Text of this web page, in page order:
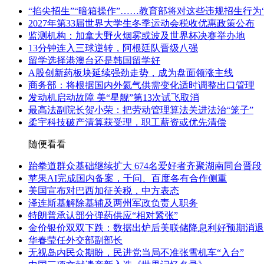
“掐尖招生”“暗箱操作”……教育部将对这些违规招生行为
2027年第33届世界大学生冬季运动会税收优惠政策公布
监测机构：加拿大野火烟雾或波及世界杯决赛举办地
13分钟连入三球逆转，阿根廷队晋级八强
留学选择港澳台还是韩国留学好
A股创新药板块延续强劲走势，成为盘面领涨主线
商务部：将根据国内外氦气供需变化适时调整出口管理
发动机启动故障 美“星舰”第13次试飞取消
最高法副院长贺小荣：把劳动管理算法关进法治“笼子”
柔宇科技破产清算获受理，职工薪资或优先清偿
随便看看
跆拳道群众基础继续扩大 674名爱好者齐聚湖南同台晋段
苹果AI完成国内备案，千问、百度各有合作侧重
美国宣布对巴西加征关税，中方表态
泽连斯基解除基辅及两州军政负责人职务
特朗普承认部分弹药供应“相对紧张”
金价银价双双下跌：数据出炉后美联储降息利好预期消退
华春莹任外交部副部长
无视岛内民众期盼，民进党当局不准张雪机车“入台”